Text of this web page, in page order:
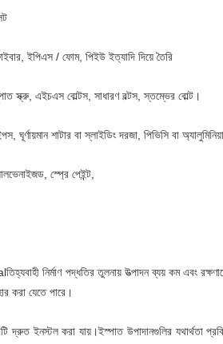
ইপিএস / ফোম, পিইউ ইত্যাদি দিয়ে তৈরি
স্ক্রু, এইচএস বোল্টস, সাধারণ বল্টস, স্তম্ভের বোল্ট।
ঘূর্ণায়মান শাটার বা স্লাইডিং দরজা, পিভিসি বা
স্প্রে পেইন্ট,
নির্মাণ পদ্ধতির তুলনায় উত্পাদন ব্যয় কম এবং
করা যেতে পারে।
দ্রুত ইনস্টল করা যায়।ইস্পাত উপাদানগুলির যথার্থতা